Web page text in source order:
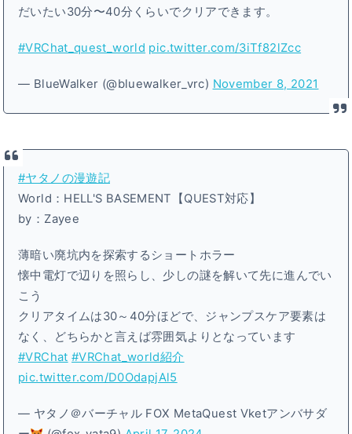
だいたい30分〜40分くらいでクリアできます。
#VRChat_quest_world pic.twitter.com/3iTf82lZcc
— BlueWalker (@bluewalker_vrc) November 8, 2021
#ヤタノの漫遊記
World：HELL'S BASEMENT【QUEST対応】
by：Zayee
薄暗い廃坑内を探索するショートホラー
懐中電灯で辺りを照らし、少しの謎を解いて先に進んでい
こう
クリアタイムは30～40分ほどで、ジャンプスケア要素は
なく、どちらかと言えば雰囲気よりとなっています
#VRChat #VRChat_world紹介
pic.twitter.com/D0OdapjAl5
— ヤタノ＠バーチャル FOX MetaQuest Vketアンバサダ